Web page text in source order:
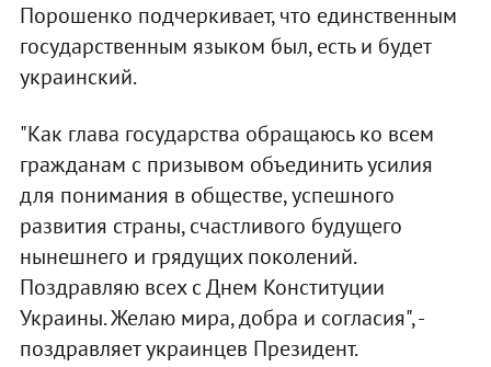
Порошенко подчеркивает, что единственным
государственным языком был, есть и будет
украинский.
"Как глава государства обращаюсь ко всем
гражданам с призывом объединить усилия
для понимания в обществе, успешного
развития страны, счастливого будущего
нынешнего и грядущих поколений.
Поздравляю всех с Днем Конституции
Украины. Желаю мира, добра и согласия", -
поздравляет украинцев Президент.